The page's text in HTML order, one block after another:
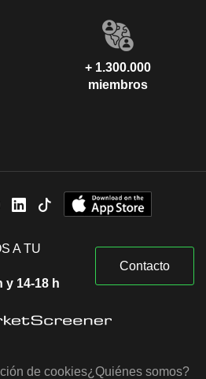
+ 1.300.000
miembros
A TU
y 14-18 h
Contacto
de cookies¿Quiénes somos?